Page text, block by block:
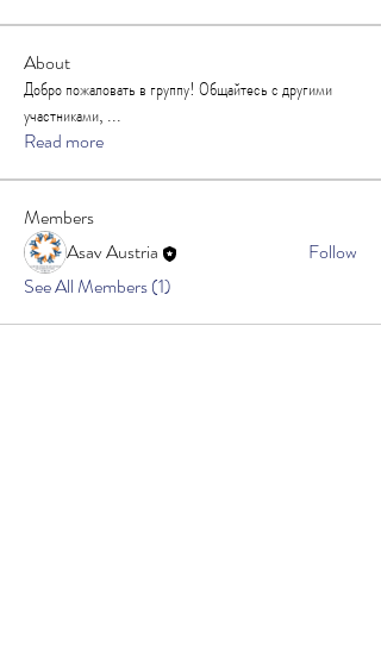
About
Добро пожаловать в группу! Общайтесь с другими
участниками, ...
Read more
Members
Asav Austria
Follow
See All Members (1)